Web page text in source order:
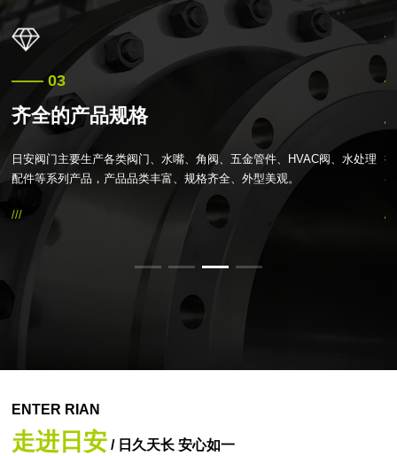
—— 03
齐全的产品规格
日安阀门主要生产各类阀门、水嘴、角阀、五金管件、HVAC阀、水处理
配件等系列产品，产品品类丰富、规格齐全、外型美观。
/// ///
ENTER RIAN
走进日安 / 日久天长 安心如一